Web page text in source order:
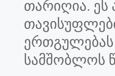
თარიღია. ეს
სამშობლოს